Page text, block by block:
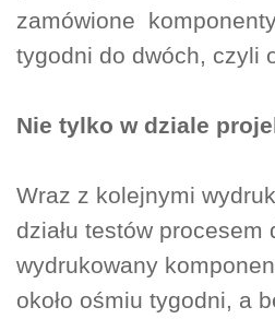
zamówione
tygodni do dwóch, czyli
Nie tylko w dziale
Wraz z kolejnymi
działu testów
wydrukowany
około ośmiu tygodni, a